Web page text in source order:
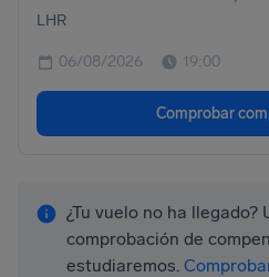
LHR
06/08/2026 19:00
Comprobar
¿Tu vuelo no ha llegado?
comprobación de
estudiaremos.